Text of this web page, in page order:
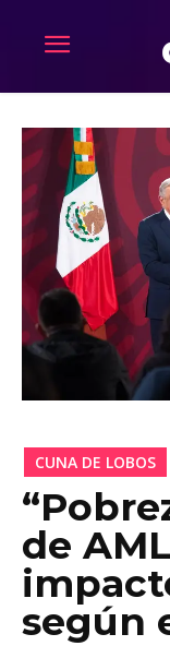
CUNA DE LOBOS
de
según